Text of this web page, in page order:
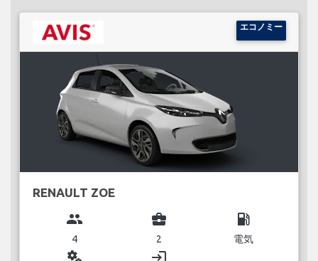
エコノミー
RENAULT ZOE
group
4
business_center
2
local_gas_station
電気
miscellaneous_services login